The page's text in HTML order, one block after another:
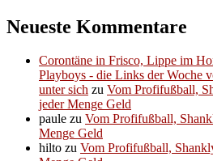
Neueste Kommentare
Corontäne in Frisco, Lippe im
Playboys - die Links der Woche
unter sich zu Vom Profifußball,
jeder Menge Geld
paule zu Vom Profifußball,
Menge Geld
hilto zu Vom Profifußball,